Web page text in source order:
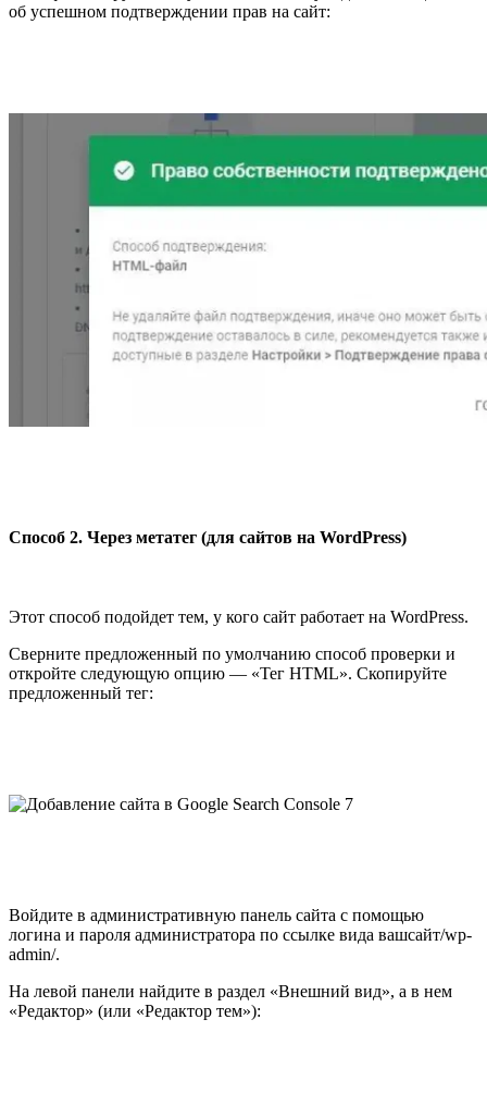
об успешном подтверждении прав на сайт:
Способ 2. Через метатег (для сайтов на WordPress)
Этот способ подойдет тем, у кого сайт работает на WordPress.
Сверните предложенный по умолчанию способ проверки и
откройте следующую опцию — «Тег HTML». Скопируйте
предложенный тег:
Войдите в административную панель сайта с помощью
логина и пароля администратора по ссылке вида вашсайт/wp-
admin/.
На левой панели найдите в раздел «Внешний вид», а в нем
«Редактор» (или «Редактор тем»):